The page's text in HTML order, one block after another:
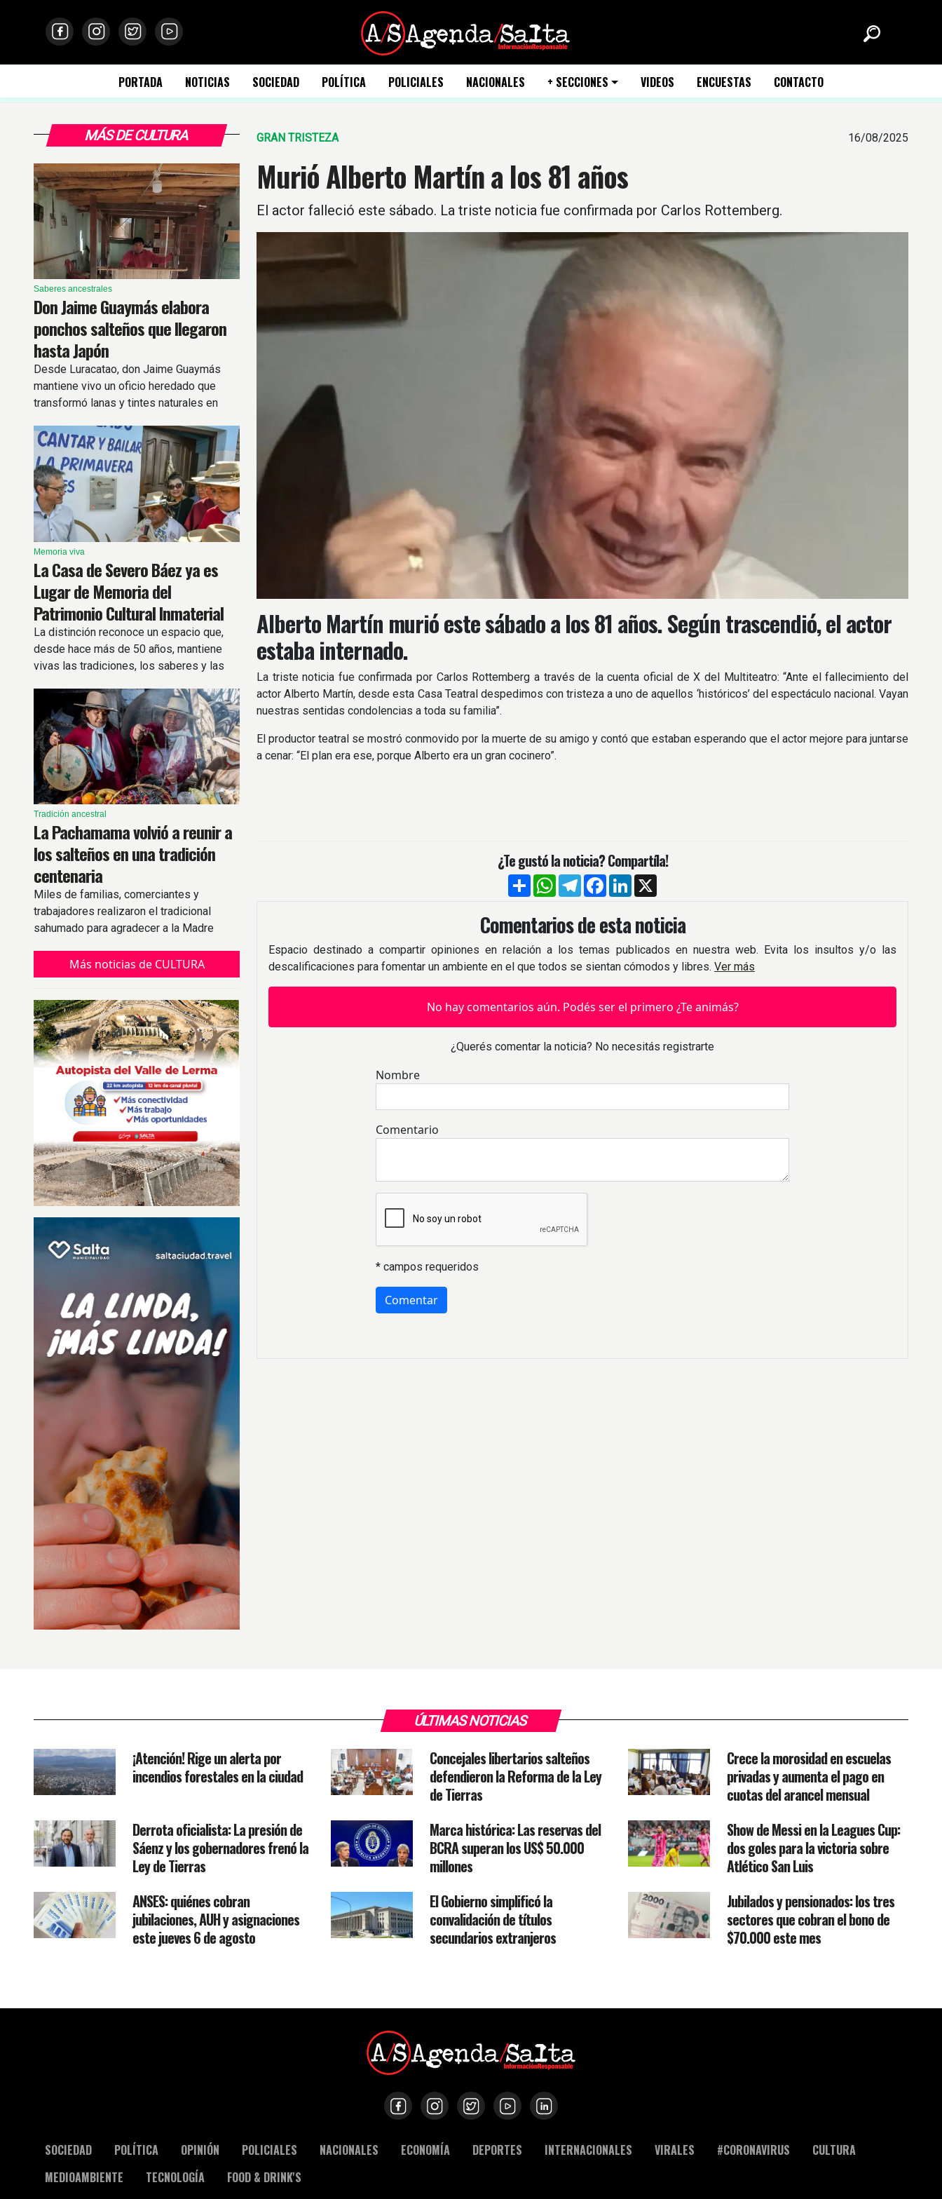
PORTADA NOTICIAS SOCIEDAD POLÍTICA POLICIALES NACIONALES + SECCIONES VIDEOS ENCUESTAS CONTACTO
MÁS DE CULTURA
Saberes ancestrales
Don Jaime Guaymás elabora
ponchos salteños que llegaron
hasta Japón
Desde Luracatao, don Jaime Guaymás
mantiene vivo un oficio heredado que
transformó lanas y tintes naturales en
país.
Memoria viva
La Casa de Severo Báez ya es
Lugar de Memoria del
Patrimonio Cultural Inmaterial
La distinción reconoce un espacio que,
desde hace más de 50 años, mantiene
vivas las tradiciones, los saberes y las
Tradición ancestral
La Pachamama volvió a reunir a
los salteños en una tradición
centenaria
Miles de familias, comerciantes y
trabajadores realizaron el tradicional
sahumado para agradecer a la Madre
durante el nuevo ciclo.
Más noticias de CULTURA
GRAN TRISTEZA 16/08/2025
Murió Alberto Martín a los 81 años
El actor falleció este sábado. La triste noticia fue confirmada por Carlos Rottemberg.
Alberto Martín murió este sábado a los 81 años. Según trascendió, el actor
estaba internado.
La triste noticia fue confirmada por Carlos Rottemberg a través de la cuenta oficial de X del Multiteatro: “Ante el fallecimiento del
actor Alberto Martín, desde esta Casa Teatral despedimos con tristeza a uno de aquellos ‘históricos’ del espectáculo nacional. Vayan
nuestras sentidas condolencias a toda su familia”.
El productor teatral se mostró conmovido por la muerte de su amigo y contó que estaban esperando que el actor mejore para juntarse
a cenar: “El plan era ese, porque Alberto era un gran cocinero”.
¿Te gustó la noticia? Compartíla!
CompartirWhatsApp
TelegramFacebook
LinkedIn
Comentarios de esta noticia
Espacio destinado a compartir opiniones en relación a los temas publicados en nuestra web. Evita los insultos y/o las
descalificaciones para fomentar un ambiente en el que todos se sientan cómodos y libres. Ver más
No hay comentarios aún. Podés ser el primero ¿Te animás?
¿Querés comentar la noticia? No necesitás registrarte
Nombre
Comentario
* campos requeridos
ÚLTIMAS NOTICIAS
¡Atención! Rige un alerta por
incendios forestales en la ciudad
Concejales libertarios salteños
defendieron la Reforma de la Ley
de Tierras
Crece la morosidad en escuelas
privadas y aumenta el pago en
cuotas del arancel mensual
Derrota oficialista: La presión de
Sáenz y los gobernadores frenó la
Ley de Tierras
Marca histórica: Las reservas del
BCRA superan los US$ 50.000
millones
Show de Messi en la Leagues Cup:
dos goles para la victoria sobre
Atlético San Luis
ANSES: quiénes cobran
jubilaciones, AUH y asignaciones
este jueves 6 de agosto
El Gobierno simplificó la
convalidación de títulos
secundarios extranjeros
Jubilados y pensionados: los tres
sectores que cobran el bono de
$70.000 este mes
SOCIEDAD POLÍTICA OPINIÓN POLICIALES NACIONALES ECONOMÍA DEPORTES INTERNACIONALES VIRALES #CORONAVIRUS
CULTURA
MEDIOAMBIENTE
TECNOLOGÍA FOOD & DRINK'S